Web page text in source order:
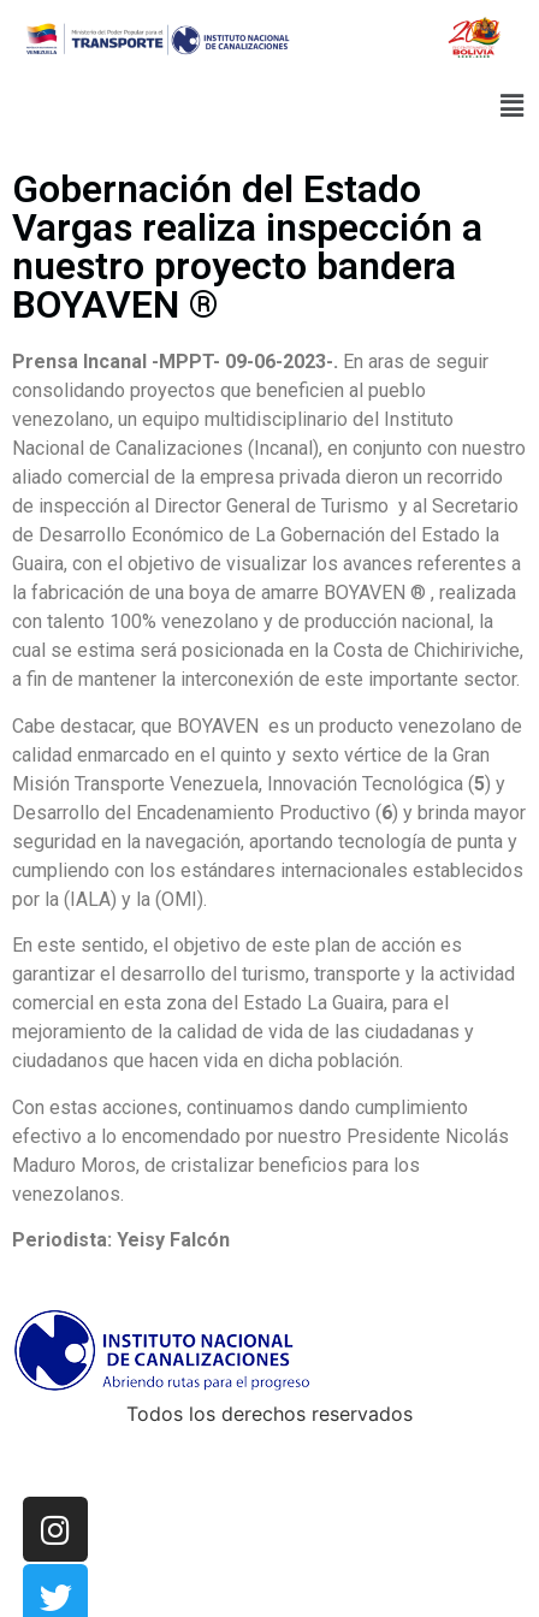
Gobernación del Estado
Vargas realiza inspección a
nuestro proyecto bandera
BOYAVEN ®
Prensa Incanal -MPPT- 09-06-2023-. En aras de seguir
consolidando proyectos que beneficien al pueblo
venezolano, un equipo multidisciplinario del Instituto
Nacional de Canalizaciones (Incanal), en conjunto con nuestro
aliado comercial de la empresa privada dieron un recorrido
de inspección al Director General de Turismo y al Secretario
de Desarrollo Económico de La Gobernación del Estado la
Guaira, con el objetivo de visualizar los avances referentes a
la fabricación de una boya de amarre BOYAVEN ® , realizada
con talento 100% venezolano y de producción nacional, la
cual se estima será posicionada en la Costa de Chichiriviche,
a fin de mantener la interconexión de este importante sector.
Cabe destacar, que BOYAVEN es un producto venezolano de
calidad enmarcado en el quinto y sexto vértice de la Gran
Misión Transporte Venezuela, Innovación Tecnológica (5) y
Desarrollo del Encadenamiento Productivo (6) y brinda mayor
seguridad en la navegación, aportando tecnología de punta y
cumpliendo con los estándares internacionales establecidos
por la (IALA) y la (OMI).
En este sentido, el objetivo de este plan de acción es
garantizar el desarrollo del turismo, transporte y la actividad
comercial en esta zona del Estado La Guaira, para el
mejoramiento de la calidad de vida de las ciudadanas y
ciudadanos que hacen vida en dicha población.
Con estas acciones, continuamos dando cumplimiento
efectivo a lo encomendado por nuestro Presidente Nicolás
Maduro Moros, de cristalizar beneficios para los
venezolanos.
Periodista: Yeisy Falcón
Todos los derechos reservados